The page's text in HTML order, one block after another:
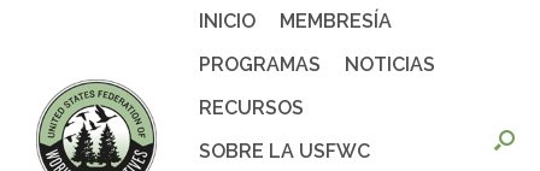
INICIO
MEMBRESÍA
PROGRAMAS
NOTICIAS
RECURSOS
SOBRE LA USFWC